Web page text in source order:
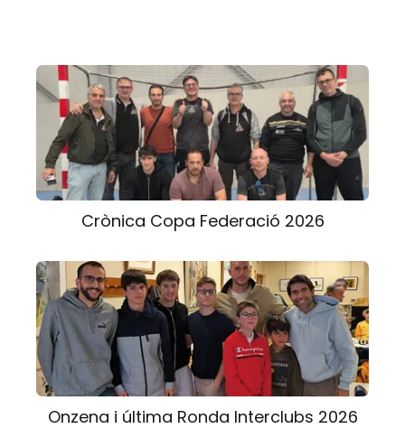
Crònica Copa Federació 2026
Onzena i última Ronda Interclubs 2026